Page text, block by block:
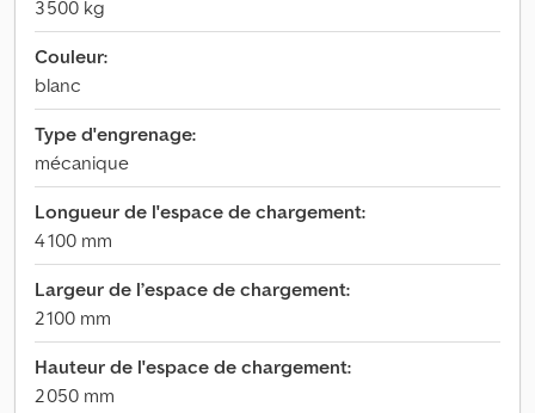
3 500 kg
Couleur:
blanc
Type d'engrenage:
mécanique
Longueur de l'espace de chargement:
4 100 mm
Largeur de l’espace de chargement:
2 100 mm
Hauteur de l'espace de chargement:
2 050 mm